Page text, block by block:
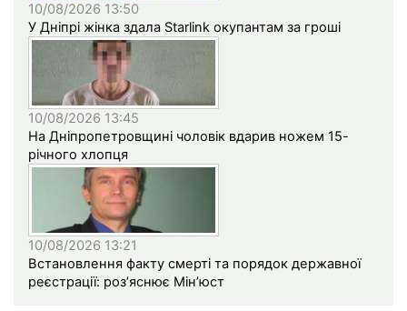
10/08/2026 13:50
У Дніпрі жінка здала Starlink окупантам за гроші
10/08/2026 13:45
На Дніпропетровщині чоловік вдарив ножем 15-
річного хлопця
10/08/2026 13:21
Встановлення факту смерті та порядок державної
реєстрації: роз’яснює Мін’юст